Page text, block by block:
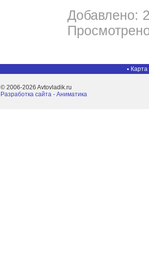
Добавлено:
Карта
© 2006-2026 Avtovladik.ru
Разработка сайта - Aниматика